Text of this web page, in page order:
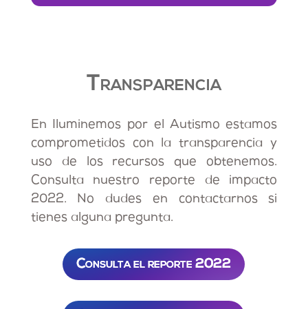
Transparencia
En Iluminemos por el Autismo estamos
comprometidos con la transparencia y
uso de los recursos que obtenemos.
Consulta nuestro reporte de impacto
2022. No dudes en contactarnos si
tienes alguna pregunta.
Consulta el reporte 2022